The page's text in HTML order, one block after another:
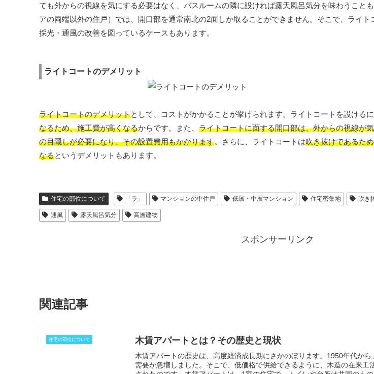
ても外からの視線を気にする必要はなく、バスルームの隣に設ければ露天風呂気分を味わうこと
アの両端以外の住戸）では、開口部を通常南北の2面しか取ることができません。そこで、ライト
採光・通風の改善を図っているケースもあります。
ライトコートのデメリット
ライトコートのデメリットとして、コストがかかることが挙げられます。ライトコートを設けるに
なるため、施工費が高くなるからです。また、 ライトコートに面する開口部は、外からの視線が
の目隠しが必要になり、その設置費用もかかります。さらに、ライトコートは吹き抜けであるた
なるというデメリットもあります。
住宅の部位について 「ラ」 マンションの中住戸 低層・中層マンション 住宅密集地 吹き
通風 露天風呂気分 高層建物
スポンサーリンク
関連記事
住宅の部位について 木賃アパートとは？その歴史と現状
木賃アパートの歴史は、高度経済成長期にさかのぼります。 1950年代から
需要が急増しました。 そこで、低価格で供給できるように、木造の在来工